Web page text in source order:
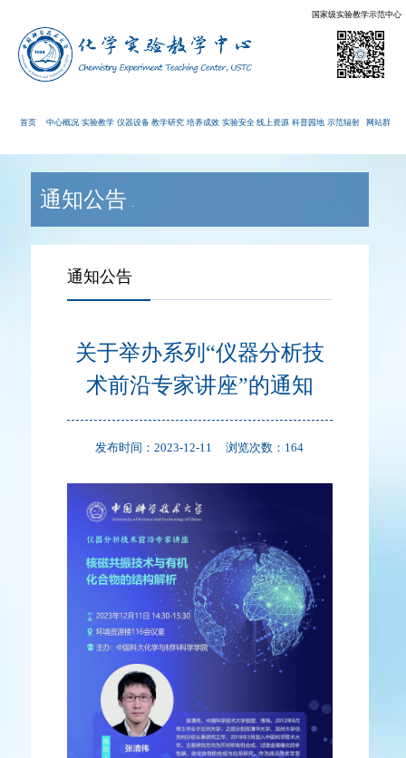
国家级实验教学示范中心
首页 中心概况 实验教学 仪器设备 教学研究 培养成效 实验安全 线上资源 科普园地 示范辐射 网站群
通知公告
通知公告
关于举办系列“仪器分析技
术前沿专家讲座”的通知
发布时间：2023-12-11 浏览次数： 164